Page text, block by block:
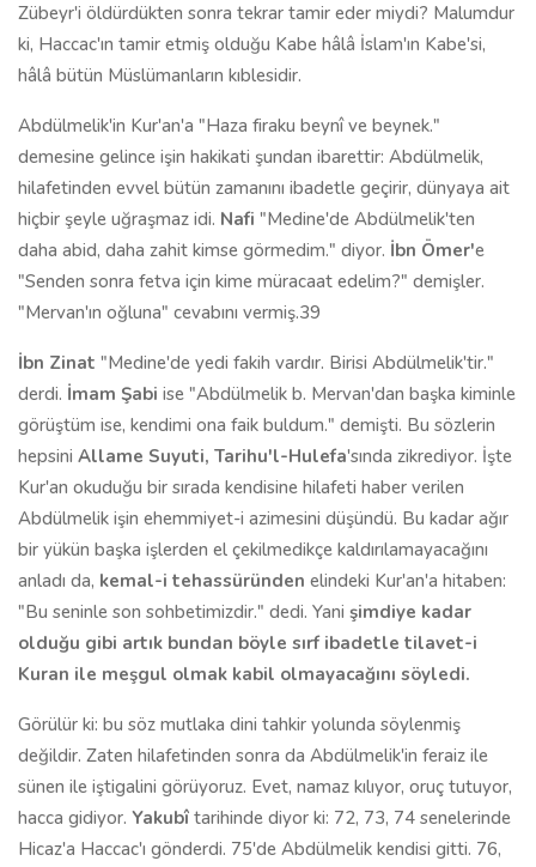
Zübeyr'i öldürdükten sonra tekrar tamir eder miydi? Malumdur
ki, Haccac'ın tamir etmiş olduğu Kabe hâlâ İslam'ın Kabe'si,
hâlâ bütün Müslümanların kıblesidir.
Abdülmelik'in Kur'an'a "Haza firaku beynî ve beynek."
demesine gelince işin hakikati şundan ibarettir: Abdülmelik,
hilafetinden evvel bütün zamanını ibadetle geçirir, dünyaya ait
hiçbir şeyle uğraşmaz idi. Nafi "Medine'de Abdülmelik'ten
daha abid, daha zahit kimse görmedim." diyor. İbn Ömer'e
"Senden sonra fetva için kime müracaat edelim?" demişler.
"Mervan'ın oğluna" cevabını vermiş.39
İbn Zinat "Medine'de yedi fakih vardır. Birisi Abdülmelik'tir."
derdi. İmam Şabi ise "Abdülmelik b. Mervan'dan başka kiminle
görüştüm ise, kendimi ona faik buldum." demişti. Bu sözlerin
hepsini Allame Suyuti, Tarihu'l-Hulefa'sında zikrediyor. İşte
Kur'an okuduğu bir sırada kendisine hilafeti haber verilen
Abdülmelik işin ehemmiyet-i azimesini düşündü. Bu kadar ağır
bir yükün başka işlerden el çekilmedikçe kaldırılamayacağını
anladı da, kemal-i tehassüründen elindeki Kur'an'a hitaben:
"Bu seninle son sohbetimizdir." dedi. Yani şimdiye kadar
olduğu gibi artık bundan böyle sırf ibadetle tilavet-i
Kuran ile meşgul olmak kabil olmayacağını söyledi.
Görülür ki: bu söz mutlaka dini tahkir yolunda söylenmiş
değildir. Zaten hilafetinden sonra da Abdülmelik'in feraiz ile
sünen ile iştigalini görüyoruz. Evet, namaz kılıyor, oruç tutuyor,
hacca gidiyor. Yakubî tarihinde diyor ki: 72, 73, 74 senelerinde
Hicaz'a Haccac'ı gönderdi. 75'de Abdülmelik kendisi gitti. 76,